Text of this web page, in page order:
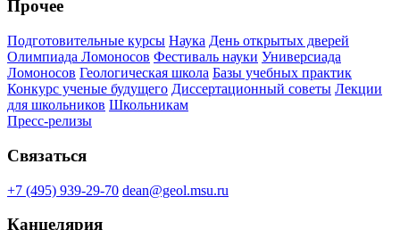
Прочее
Подготовительные курсы Наука День открытых дверей
Олимпиада Ломоносов Фестиваль науки Универсиада
Ломоносов Геологическая школа Базы учебных практик
Конкурс ученые будущего Диссертационный советы Лекции
для школьников Школьникам
Пресс-релизы
Связаться
+7 (495) 939-29-70 dean@geol.msu.ru
Канцелярия